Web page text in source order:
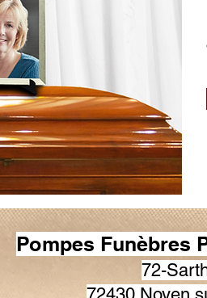
Pompes Funèbres
72-